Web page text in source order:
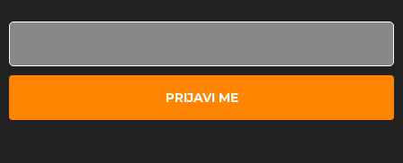
PRIJAVI ME